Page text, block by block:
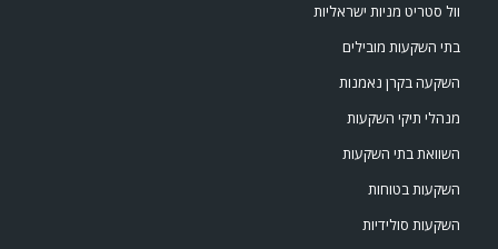
וול סטריט מניות ישראליות
בתי השקעות מובילים
השקעה בקרן נאמנות
מנהלי תיקי השקעות
השוואת בתי השקעות
השקעות בטוחות
השקעות סולידיות